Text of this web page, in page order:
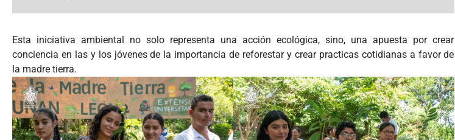
Esta iniciativa ambiental no solo representa una acción ecológica, sino, una apuesta por crear
conciencia en las y los jóvenes de la importancia de reforestar y crear practicas cotidianas a favor de
la madre tierra.